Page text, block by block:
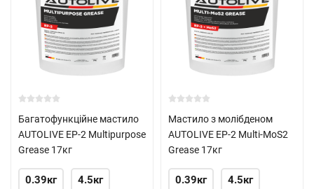
Багатофункційне мастило
AUTOLIVE EP-2 Multipurpose
Grease 17кг
0.39кг 4.5кг
Мастило з молібденом
AUTOLIVE EP-2 Multi-MoS2
Grease 17кг
0.39кг 4.5кг